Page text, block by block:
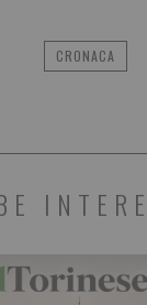
CRONACA